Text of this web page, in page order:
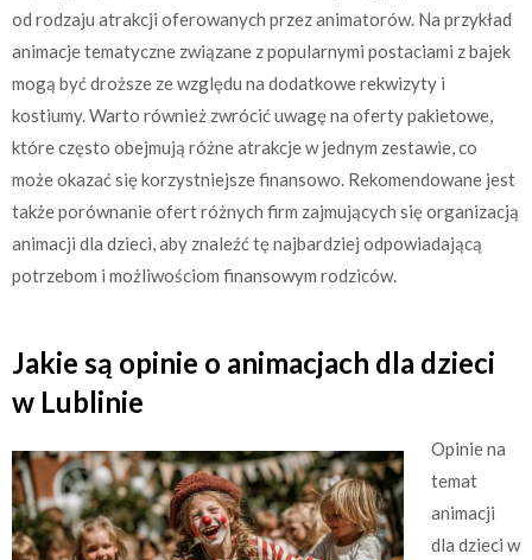
od rodzaju atrakcji oferowanych przez animatorów. Na przykład
animacje tematyczne związane z popularnymi postaciami z bajek
mogą być droższe ze względu na dodatkowe rekwizyty i
kostiumy. Warto również zwrócić uwagę na oferty pakietowe,
które często obejmują różne atrakcje w jednym zestawie, co
może okazać się korzystniejsze finansowo. Rekomendowane jest
także porównanie ofert różnych firm zajmujących się organizacją
animacji dla dzieci, aby znaleźć tę najbardziej odpowiadającą
potrzebom i możliwościom finansowym rodziców.
Jakie są opinie o animacjach dla dzieci
w Lublinie
Opinie na
temat
animacji
dla dzieci w